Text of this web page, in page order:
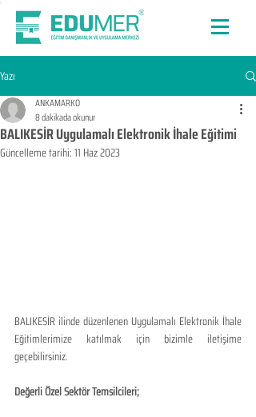
Yazı
BALIKESİR Uygulamalı Elektronik İhale Eğitimi
ANKAMARKO
8 dakikada okunur
Güncelleme tarihi:11 Haz 2023
BALIKESİR ilinde düzenlenen Uygulamalı Elektronik İhale
Eğitimlerimize katılmak için bizimle iletişime
geçebilirsiniz.
Değerli Özel Sektör Temsilcileri;